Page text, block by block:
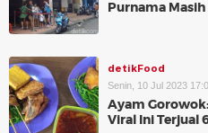
Purnama
detikFood
Senin, 10 Jul 2023
Ayam
Viral Ini Terjual